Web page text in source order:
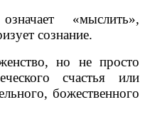
«мыслить»,
сознание.
но не просто
счастья или
божественного